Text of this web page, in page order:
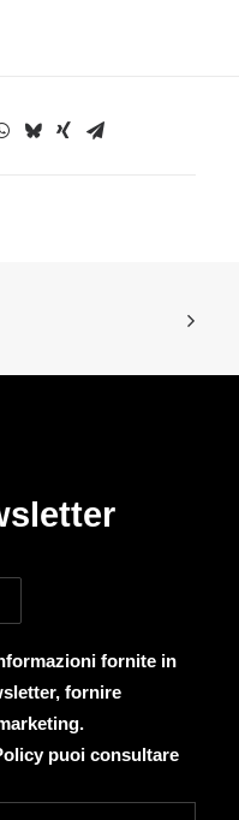
fornite in
fornire
puoi consultare